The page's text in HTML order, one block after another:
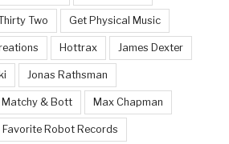
Two Get Physical Music
Hottrax James Dexter
Jonas Rathsman
Matchy & Bott Max Chapman
Favorite Robot Records